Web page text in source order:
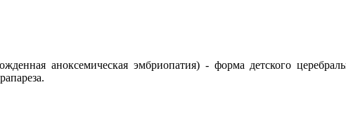
аноксемическая эмбриопатия) - форма детского